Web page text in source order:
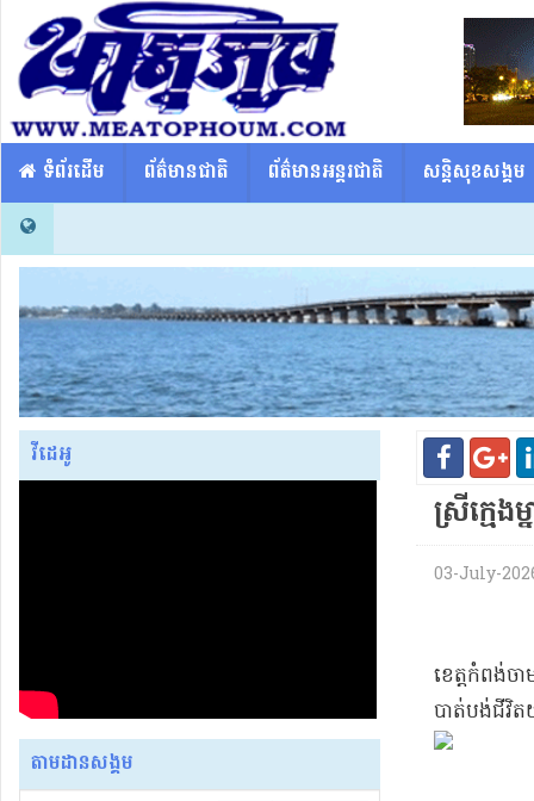
​​ ទំព័រដើម ព័ត៌មានជាតិ ព័ត៌មានអន្តរជាតិ សន្តិសុខសង្គម
វីដេអូ
តាមដានសង្គម
ស្រីក្មេង​
03-July-
ខេត្តកំពង់ច
បាត់​បង់ជីវិ